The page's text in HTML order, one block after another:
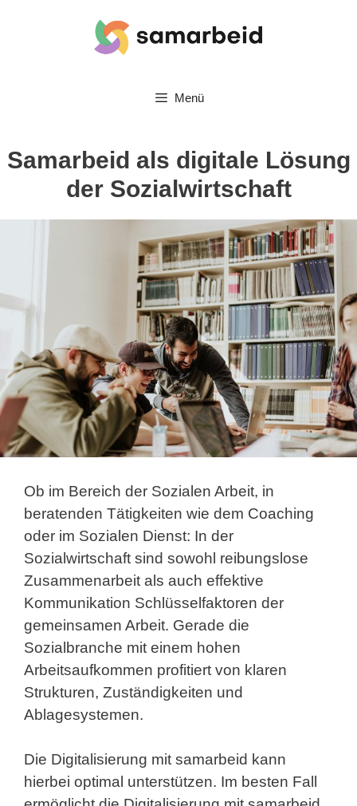
Menü
Samarbeid als digitale Lösung
der Sozialwirtschaft
Ob im Bereich der Sozialen Arbeit, in
beratenden Tätigkeiten wie dem Coaching
oder im Sozialen Dienst: In der
Sozialwirtschaft sind sowohl reibungslose
Zusammenarbeit als auch effektive
Kommunikation Schlüsselfaktoren der
gemeinsamen Arbeit. Gerade die
Sozialbranche mit einem hohen
Arbeitsaufkommen profitiert von klaren
Strukturen, Zuständigkeiten und
Ablagesystemen.
Die Digitalisierung mit samarbeid kann
hierbei optimal unterstützen. Im besten Fall